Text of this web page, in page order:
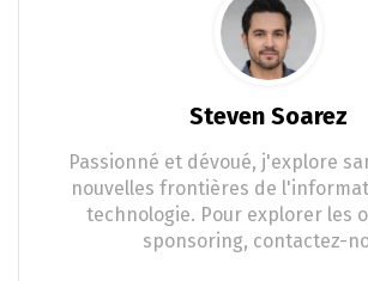
Steven Soarez
Passionné et dévoué, j'explore
nouvelles frontières de
technologie. Pour explorer les
sponsoring, contactez-